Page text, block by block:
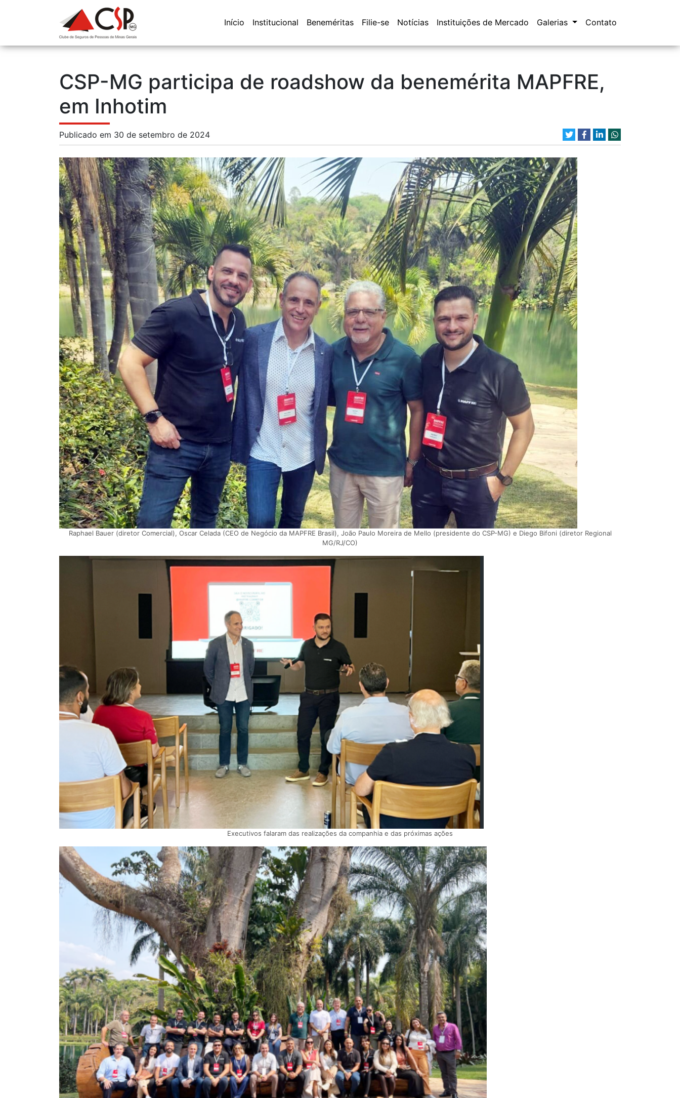
Início Institucional Beneméritas Filie-se Notícias Instituições de Mercado Galerias Contato
CSP-MG participa de roadshow da benemérita MAPFRE,
em Inhotim
Publicado em 30 de setembro de 2024
Raphael Bauer (diretor Comercial), Oscar Celada (CEO de Negócio da MAPFRE Brasil), João Paulo Moreira de Mello (presidente do CSP-MG) e Diego Bifoni (diretor Regional
MG/RJ/CO)
Executivos falaram das realizações da companhia e das próximas ações